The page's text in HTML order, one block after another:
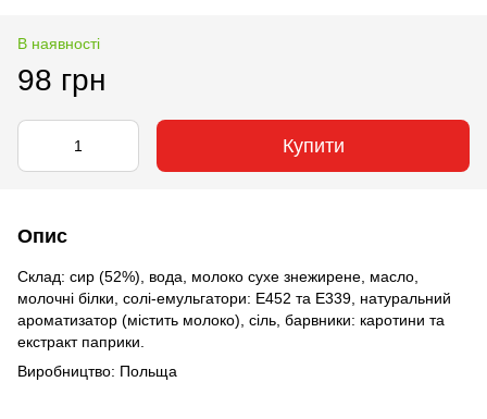
В наявності
98 грн
Купити
Опис
Склад: сир (52%), вода, молоко сухе знежирене, масло,
молочні білки, солі-емульгатори: Е452 та Е339, натуральний
ароматизатор (містить молоко), сіль, барвники: каротини та
екстракт паприки.
Виробництво: Польща